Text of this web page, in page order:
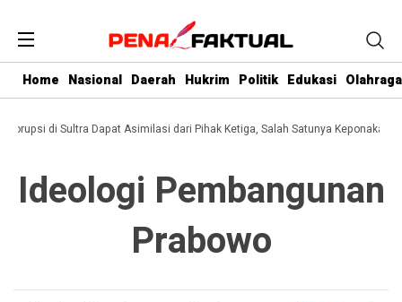
Home Nasional Daerah Hukrim Politik Edukasi Olahraga
Korupsi di Sultra Dapat Asimilasi dari Pihak Ketiga, Salah Satunya Keponakan
Ideologi Pembangunan
Prabowo